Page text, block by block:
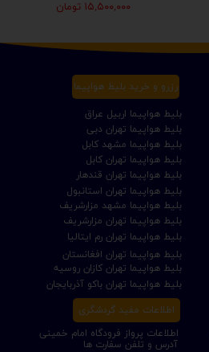
۱۵,۵۰۰,۰۰۰ تومان
بلیط هواپیما تهران کابل
بلیط هواپیما تهران مزارشریف
بلیط هواپیما مشهد کابل
بلیط هواپیما تهران قندهار
بلیط هواپیما تهران افغانستان
بلیط هواپیما مشهد مزارشریف
بلیط هواپیما تهران رم ایتالیا
اطلاعات پرواز فرودگاه امام خمینی
بلیط هواپیما تهران دبی
بلیط هواپیما تهران باکو آذربایجان
بلیط هواپیما تهران استانبول
بلیط هواپیما تهران کازان روسیه
بلیط هواپیما اربیل عراق
رزرو و خرید بلیط هواپیما
آدرس و تلفن سفارت ها
اطلاعات مفید گردشگری